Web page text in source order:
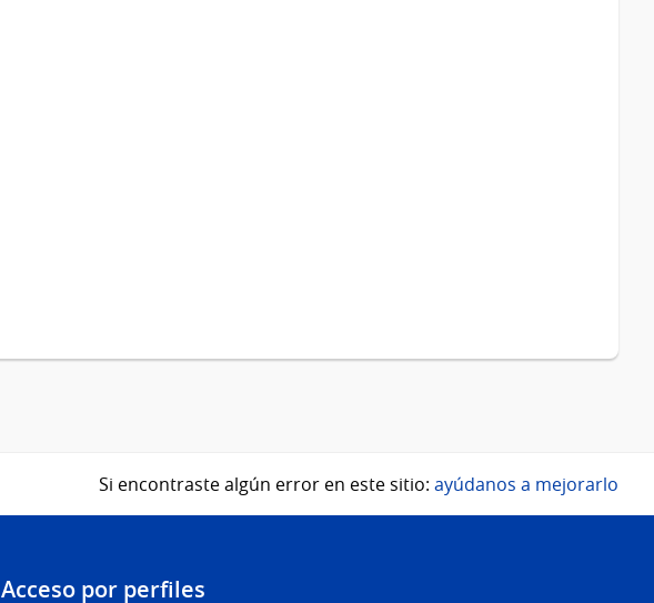
Si encontraste algún error en este sitio: ayúdanos a mejorarlo
Acceso por perfiles